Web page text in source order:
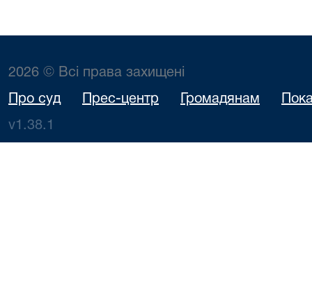
2026 © Всі права захищені
Про суд Прес-центр Громадянам
v1.38.1